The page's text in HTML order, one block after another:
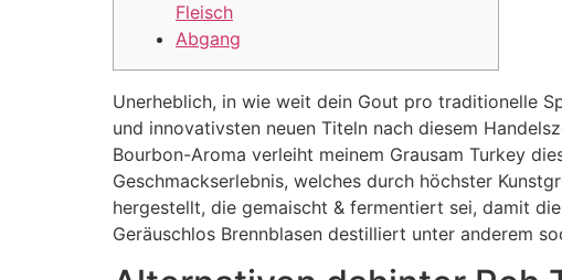
Fleisch
Abgang
Unerheblich, in wie weit dein Gout pro traditionelle
und innovativsten neuen Titeln nach diesem
Bourbon-Aroma verleiht meinem Grausam Turkey
Geschmackserlebnis, welches durch höchster
hergestellt, die gemaischt & fermentiert sei, damit
Geräuschlos Brennblasen destilliert unter anderem